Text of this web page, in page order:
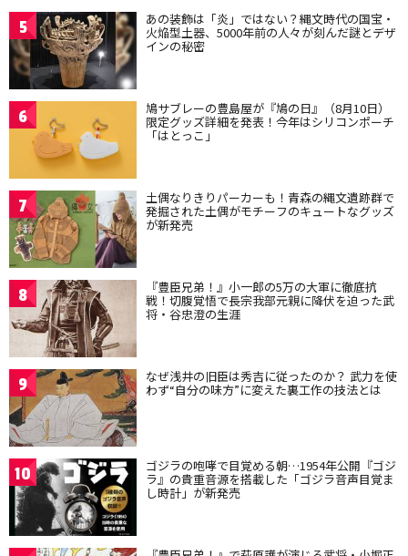
5 あの装飾は「炎」ではない？縄文時代の国宝・
火焔型土器、5000年前の人々が刻んだ謎とデザ
インの秘密
6 鳩サブレーの豊島屋が『鳩の日』（8月10日）
限定グッズ詳細を発表！今年はシリコンポーチ
「はとっこ」
7 土偶なりきりパーカーも！青森の縄文遺跡群で
発掘された土偶がモチーフのキュートなグッズ
が新発売
8 『豊臣兄弟！』小一郎の5万の大軍に徹底抗
戦！切腹覚悟で長宗我部元親に降伏を迫った武
将・谷忠澄の生涯
9 なぜ浅井の旧臣は秀吉に従ったのか？ 武力を使
わず“自分の味方”に変えた裏工作の技法とは
10 ゴジラの咆哮で目覚める朝…1954年公開『ゴジ
ラ』の貴重音源を搭載した「ゴジラ音声目覚ま
し時計」が新発売